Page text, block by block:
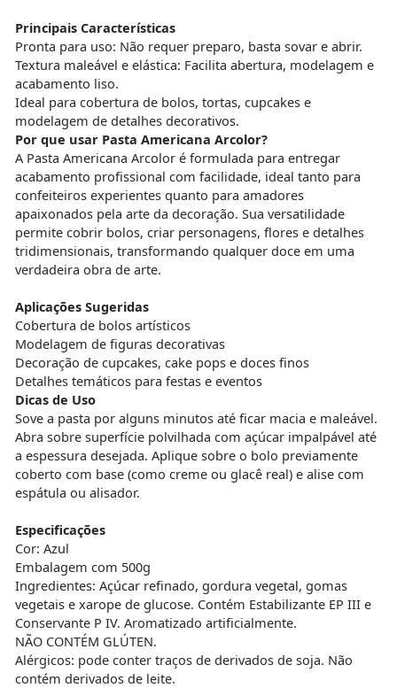
Principais Características
Pronta para uso: Não requer preparo, basta sovar e abrir.
Textura maleável e elástica: Facilita abertura, modelagem e
acabamento liso.
Ideal para cobertura de bolos, tortas, cupcakes e
modelagem de detalhes decorativos.
Por que usar Pasta Americana Arcolor?
A Pasta Americana Arcolor é formulada para entregar
acabamento profissional com facilidade, ideal tanto para
confeiteiros experientes quanto para amadores
apaixonados pela arte da decoração. Sua versatilidade
permite cobrir bolos, criar personagens, flores e detalhes
tridimensionais, transformando qualquer doce em uma
verdadeira obra de arte.
Aplicações Sugeridas
Cobertura de bolos artísticos
Modelagem de figuras decorativas
Decoração de cupcakes, cake pops e doces finos
Detalhes temáticos para festas e eventos
Dicas de Uso
Sove a pasta por alguns minutos até ficar macia e maleável.
Abra sobre superfície polvilhada com açúcar impalpável até
a espessura desejada. Aplique sobre o bolo previamente
coberto com base (como creme ou glacê real) e alise com
espátula ou alisador.
Especificações
Cor: Azul
Embalagem com 500g
Ingredientes: Açúcar refinado, gordura vegetal, gomas
vegetais e xarope de glucose. Contém Estabilizante EP III e
Conservante P IV. Aromatizado artificialmente.
NÃO CONTÉM GLÚTEN.
Alérgicos: pode conter traços de derivados de soja. Não
contém derivados de leite.